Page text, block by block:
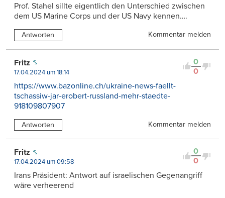
Prof. Stahel sillte eigentlich den Unterschied zwischen
dem US Marine Corps und der US Navy kennen….
Antworten Kommentar melden
0
0
Fritz
17.04.2024 um 18:14
https://www.bazonline.ch/ukraine-news-faellt-
tschassiw-jar-erobert-russland-mehr-staedte-
918109807907
Antworten Kommentar melden
0
0
Fritz
17.04.2024 um 09:58
Irans Präsident: Antwort auf israelischen Gegenangriff
wäre verheerend